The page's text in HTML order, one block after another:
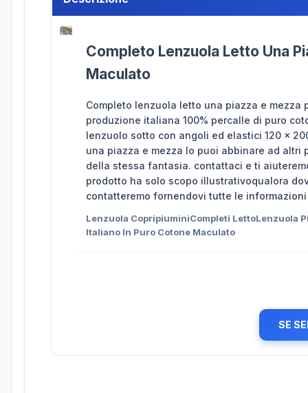
Completo Lenzuola Letto Una
Maculato
Completo lenzuola letto una piazza e
produzione italiana 100% percalle di puro
lenzuolo sotto con angoli ed elastici 120 x
una piazza e mezza lo puoi abbinare ad
della stessa fantasia. contattaci e ti
prodotto ha solo scopo illustrativoqualora
contatteremo fornendovi tutte le
Lenzuola CopripiuminiCompleti LettoLenzuola
Italiano In Puro Cotone Maculato
SE